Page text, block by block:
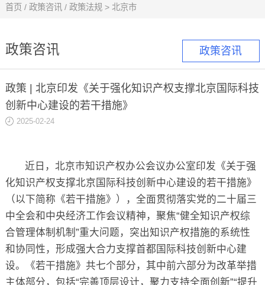
合作
创新
政策咨讯
首页 / 政策咨讯 / 政策法规> 北京市
政策咨讯
政策 | 北京印发《关于强化知识产权支撑北京国际科技
创新中心建设的若干措施》
2025-02-24
近日，北京市知识产权办公会议办公室印发《关于强
化知识产权支撑北京国际科技创新中心建设的若干措施》
（以下简称《若干措施》），全面贯彻落实党的二十届三
中全会和中央经济工作会议精神，聚焦“健全知识产权综
合管理体制机制”重大问题，突出知识产权措施的系统性
和协同性，形成强大合力支撑首都国际科技创新中心建
设。《若干措施》共七个部分，其中前六部分为改革举措
主体部分，包括“完善顶层设计，聚力支持全面创新”“提升